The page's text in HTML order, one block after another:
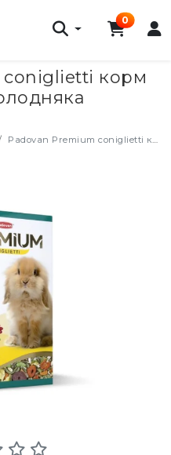
0
coniglietti корм
- 500 г
Padovan Premium coniglietti корм для кроликов и молодняка комплексный основной - 500 г